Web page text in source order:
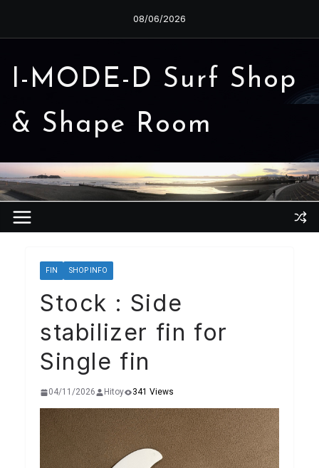
ッ
プ
08/06/2026
I-MODE-D Surf Shop
& Shape Room
FIN SHOP INFO
Stock : Side
stabilizer fin for
Single fin
04/11/2026 Hitoy 341 Views